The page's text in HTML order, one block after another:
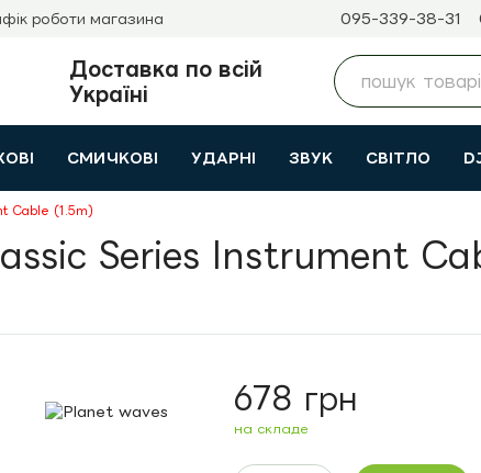
роботи магазина 095-339-38-31
Доставка по всій
Україні
СМИЧКОВІ УДАРНІ ЗВУК СВІТЛО
Cable (1.5m)
Series Instrument
678 грн
на складе